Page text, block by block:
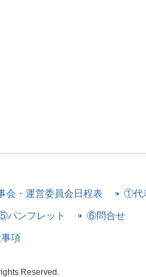
・運営委員会日程表 ①代
パンフレット ⑥問合せ
項
Reserved.